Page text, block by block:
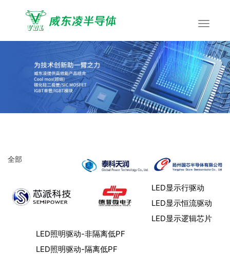
全部
LED显示行驱动
LED显示恒流驱动
LED显示逻辑芯片
LED照明驱动-非隔离低PF
LED照明驱动-隔离低PF